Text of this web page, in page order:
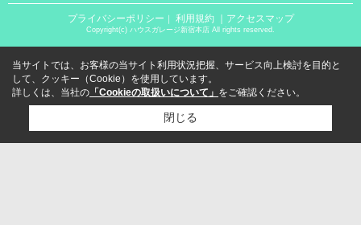
プライバシーポリシー 利用規約 ｜アクセスマップ
Copyright(c) ハウスガレージ新宿本店 All rights reserved.
当サイトでは、お客様の当サイト利用状況把握、サービス向上検討を目的と
して、クッキー（Cookie）を使用しています。
詳しくは、当社の 「Cookieの取扱いについて」 をご確認ください。
閉じる